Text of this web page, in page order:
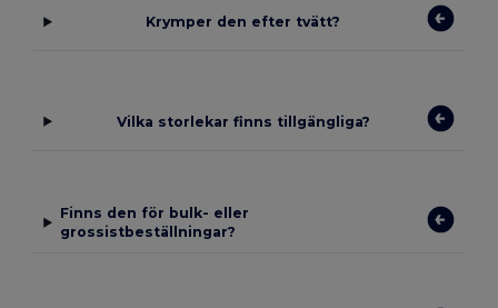
Krymper den efter tvätt?
Vilka storlekar finns tillgängliga?
Finns den för bulk- eller
grossistbeställningar?